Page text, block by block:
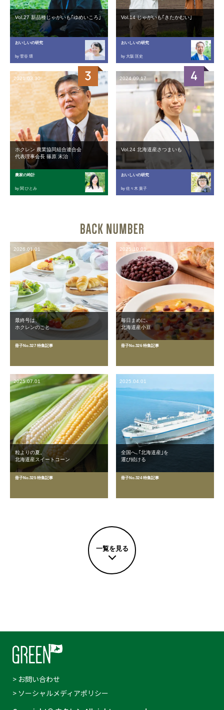
Vol.27 新品種じゃがいも｢ゆめいころ｣
おいしいの研究
by 菅谷 環
Vol.14 じゃがいも｢きたかむい｣
おいしいの研究
by 大阪 匡史
2021.03.30
ホクレン 農業協同組合連合会
代表理事会長 篠原 末治
農家の時計
by 関 ひとみ
2024.09.17
Vol.24 北海道産さつまいも
おいしいの研究
by 佐々木 葉子
2026.01.01
最終号は、
ホクレンのこと
冊子No.327 特集記事
2025.10.01
毎日まめに､
北海道産小豆
冊子No.326 特集記事
2025.07.01
粒よりの夏。
北海道産スイートコーン
冊子No.325 特集記事
2025.04.01
全国へ､｢北海道産｣を
運び続ける
冊子No.324 特集記事
一覧を見る
> お問い合わせ
> ソーシャルメディアポリシー